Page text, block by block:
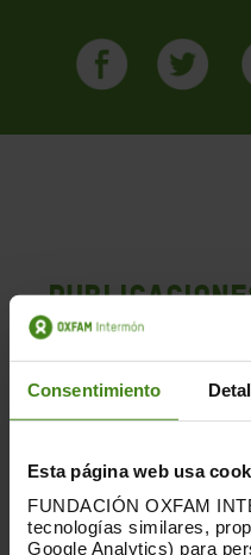
Consentimiento
Esta página web usa
FUNDACIÓN OXFAM
tecnologías similares,
Google Analytics) para